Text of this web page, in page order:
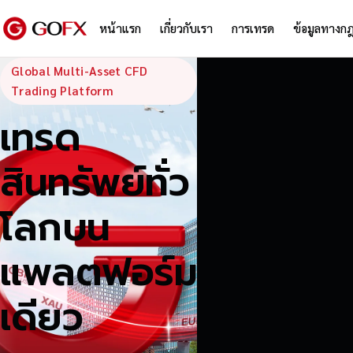
หน้าแรก เกี่ยวกับเรา การเทรด ข้อมูลทางก
GoFX —
Global Multi-Asset CFD
Trading Platform
เทรด
สินทรัพย์ทั่ว
โลกบน
แพลตฟอร์ม
เดียว